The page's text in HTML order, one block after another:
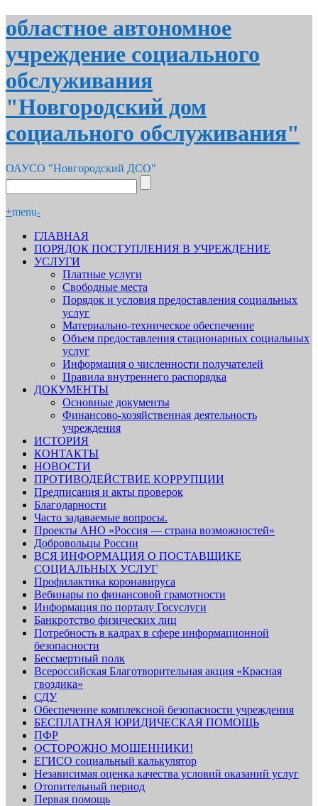
областное автономное
учреждение социального
обслуживания
"Новгородский дом
социального обслуживания"
ОАУСО "Новгородский ДСО"
+menu-
ГЛАВНАЯ
ПОРЯДОК ПОСТУПЛЕНИЯ В УЧРЕЖДЕНИЕ
УСЛУГИ
Платные услуги
Свободные места
Порядок и условия предоставления социальных
услуг
Материально-техническое обеспечение
Объем предоставления стационарных социальных
услуг
Информация о численности получателей
Правила внутреннего распорядка
ДОКУМЕНТЫ
Основные документы
Финансово-хозяйственная деятельность
учреждения
ИСТОРИЯ
КОНТАКТЫ
НОВОСТИ
ПРОТИВОДЕЙСТВИЕ КОРРУПЦИИ
Предписания и акты проверок
Благодарности
Часто задаваемые вопросы.
Проекты АНО «Россия — страна возможностей»
Добровольцы России
ВСЯ ИНФОРМАЦИЯ О ПОСТАВЩИКЕ
СОЦИАЛЬНЫХ УСЛУГ
Профилактика коронавируса
Вебинары по финансовой грамотности
Информация по порталу Госуслуги
Банкротство физических лиц
Потребность в кадрах в сфере информационной
безопасности
Бессмертный полк
Всероссийская Благотворительная акция «Красная
гвоздика»
СДУ
Обеспечение комплексной безопасности учреждения
БЕСПЛАТНАЯ ЮРИДИЧЕСКАЯ ПОМОЩЬ
ПФР
ОСТОРОЖНО МОШЕННИКИ!
ЕГИСО социальный калькулятор
Независимая оценка качества условий оказаний услуг
Отопительный период
Первая помощь